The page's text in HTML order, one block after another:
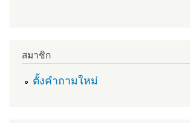
สมาชิก
ตั้งคำถามใหม่